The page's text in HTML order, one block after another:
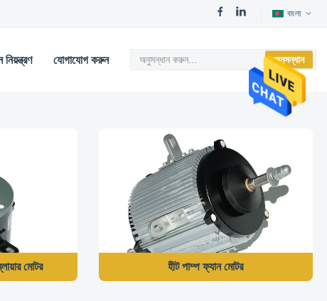
বাংলা
নিয়ন্ত্রণ যোগাযোগ করুন অনুসন্ধান
মোটর হীট পাম্প ফ্যান মোটর